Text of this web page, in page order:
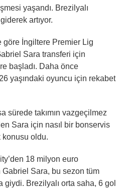
yaşandı. Brezilyalı
artıyor.
göre İngiltere Premier Lig
Sara transferi için
başladı. Daha önce
yaşındaki oyuncu için rekabet
sürede takımın vazgeçilmez
Sara için nasıl bir bonservis
oldu.
18 milyon euro
Gabriel Sara, bu sezon tüm
giydi. Brezilyalı orta saha, 6 gol